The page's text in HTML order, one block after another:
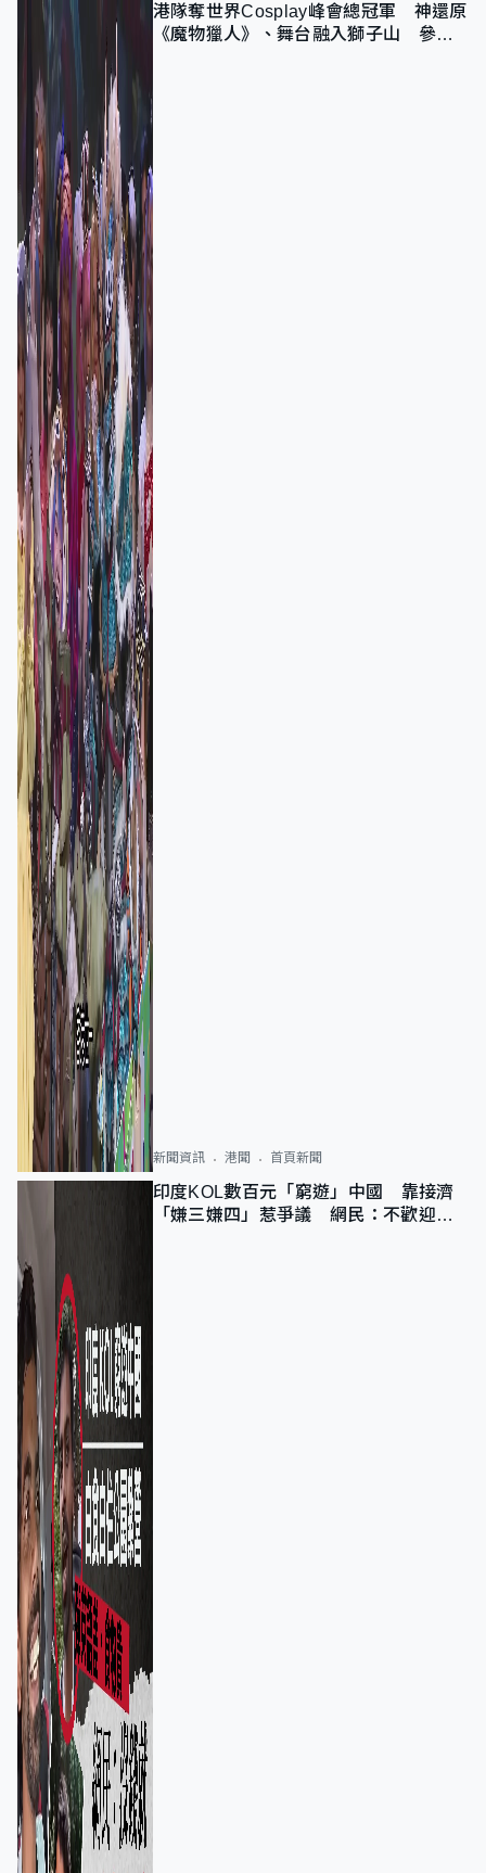
港隊奪世界Cosplay峰會總冠軍 神還原
《魔物獵人》、舞台融入獅子山 參賽
新聞資訊 港聞 首頁新聞
印度KOL數百元「窮遊」中國 靠接濟
「嫌三嫌四」惹爭議 網民：不歡迎劣